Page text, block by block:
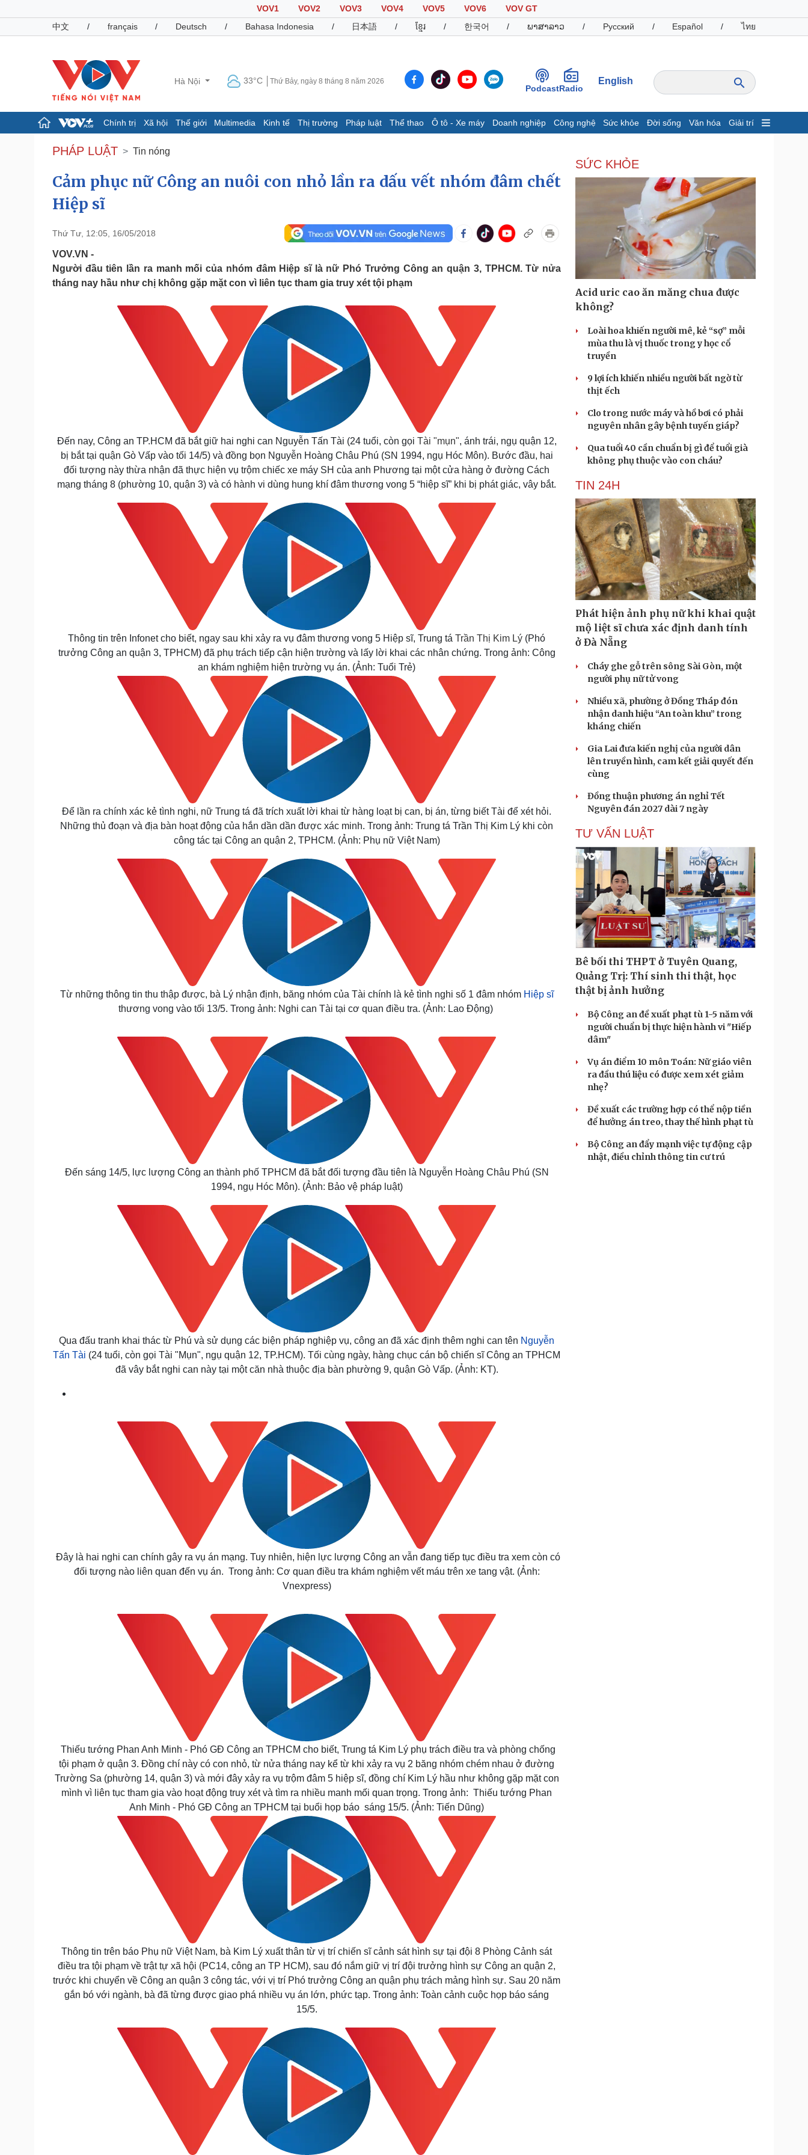
VOV1 VOV2 VOV3 VOV4 VOV5 VOV6
VOV GT
中文
/ français / Deutsch / Bahasa Indonesia / 日本語 / ខ្មែរ / 한국어 / ພາສາລາວ / Русский / Español / ไทย
Hà Nội 33°C Thứ Bảy, ngày 8 tháng 8 năm 2026
PodcastRadio
English
Chính trị Xã hội Thế giới Multimedia Kinh tế Thị trường Pháp luật Thể thao Ô tô - Xe máy Doanh nghiệp Công nghệ Sức khỏe Đời sống Văn hóa Giải trí
Chính trị
Tổ chức nhân sự
Quốc hội
Nhận diện sự thật
Giáo dục
Cuộc sống đó đây
Hồ sơ
Ảnh
E-Magazine
Bất động sản
Khởi nghiệp
Tiêu dùng
Tỷ giá
Chứng khoán
Giá cà phê
Vụ án
Tin nóng
Tư vấn luật
Vũ khí
Phân tích
Bóng đá
Lịch thi đấu bóng đá
Thế giới thể thao
Hậu trường
Ô tô
Xe máy
Thông tin doanh nghiệp
Doanh nhân
Vì cộng đồng
Công nghệ
Sành điệu
Tin Công nghệ
Trải nghiệm
Chuyển đổi số
Dinh dưỡng - món ngon
Ăn sạch sống khỏe
Đời sống
Nhà đẹp
Tình yêu - Gia đình
Văn hóa
Sân khấu - Điện ảnh
Văn học
Âm nhạc
Di sản
Giải trí
Nghệ sĩ
Thời trang
Podcast
Câu chuyện thời sự
Cửa sổ tình yêu
Cải chính
PHÁP LUẬT Tin nóng
Cảm phục nữ Công an nuôi con nhỏ lần ra dấu vết nhóm đâm chết
Hiệp sĩ
Thứ Tư, 12:05, 16/05/2018
VOV.VN -
Người đầu tiên lần ra manh mối của nhóm đâm Hiệp sĩ là nữ Phó Trưởng Công an quận 3, TPHCM. Từ nửa
tháng nay hầu như chị không gặp mặt con vì liên tục tham gia truy xét tội phạm
Đến nay, Công an TP.HCM đã bắt giữ hai nghi can Nguyễn Tấn Tài (24 tuổi, còn gọi Tài "mụn", ánh trái, ngụ quận 12,
bị bắt tại quận Gò Vấp vào tối 14/5) và đồng bọn Nguyễn Hoàng Châu Phú (SN 1994, ngụ Hóc Môn). Bước đầu, hai
đối tượng này thừa nhận đã thực hiện vụ trộm chiếc xe máy SH của anh Phương tại một cửa hàng ở đường Cách
mạng tháng 8 (phường 10, quận 3) và có hành vi dùng hung khí đâm thương vong 5 “hiệp sĩ” khi bị phát giác, vây bắt.
Thông tin trên Infonet cho biết, ngay sau khi xảy ra vụ đâm thương vong 5 Hiệp sĩ, Trung tá Trần Thị Kim Lý (Phó
trưởng Công an quận 3, TPHCM) đã phụ trách tiếp cận hiện trường và lấy lời khai các nhân chứng. Trong ảnh: Công
an khám nghiệm hiện trường vụ án. (Ảnh: Tuổi Trẻ)
Để lần ra chính xác kẻ tình nghi, nữ Trung tá đã trích xuất lời khai từ hàng loạt bị can, bị án, từng biết Tài để xét hỏi.
Những thủ đoạn và địa bàn hoạt động của hắn dần dần được xác minh. Trong ảnh: Trung tá Trần Thị Kim Lý khi còn
công tác tại Công an quận 2, TPHCM. (Ảnh: Phụ nữ Việt Nam)
Từ những thông tin thu thập được, bà Lý nhận định, băng nhóm của Tài chính là kẻ tình nghi số 1 đâm nhóm Hiệp sĩ
thương vong vào tối 13/5. Trong ảnh: Nghi can Tài tại cơ quan điều tra. (Ảnh: Lao Động)
Đến sáng 14/5, lực lượng Công an thành phố TPHCM đã bắt đối tượng đầu tiên là Nguyễn Hoàng Châu Phú (SN
1994, ngụ Hóc Môn). (Ảnh: Bảo vệ pháp luật)
Qua đấu tranh khai thác từ Phú và sử dụng các biện pháp nghiệp vụ, công an đã xác định thêm nghi can tên Nguyễn
Tấn Tài (24 tuổi, còn gọi Tài "Mụn", ngụ quận 12, TP.HCM). Tối cùng ngày, hàng chục cán bộ chiến sĩ Công an TPHCM
đã vây bắt nghi can này tại một căn nhà thuộc địa bàn phường 9, quận Gò Vấp. (Ảnh: KT).
Đây là hai nghi can chính gây ra vụ án mạng. Tuy nhiên, hiện lực lượng Công an vẫn đang tiếp tục điều tra xem còn có
đối tượng nào liên quan đến vụ án. Trong ảnh: Cơ quan điều tra khám nghiệm vết máu trên xe tang vật. (Ảnh:
Vnexpress)
Thiếu tướng Phan Anh Minh - Phó GĐ Công an TPHCM cho biết, Trung tá Kim Lý phụ trách điều tra và phòng chống
tội phạm ở quận 3. Đồng chí này có con nhỏ, từ nửa tháng nay kể từ khi xảy ra vụ 2 băng nhóm chém nhau ở đường
Trường Sa (phường 14, quận 3) và mới đây xảy ra vụ trộm đâm 5 hiệp sĩ, đồng chí Kim Lý hầu như không gặp mặt con
mình vì liên tục tham gia vào hoạt động truy xét và tìm ra nhiều manh mối quan trọng. Trong ảnh: Thiếu tướng Phan
Anh Minh - Phó GĐ Công an TPHCM tại buổi họp báo sáng 15/5. (Ảnh: Tiến Dũng)
Thông tin trên báo Phụ nữ Việt Nam, bà Kim Lý xuất thân từ vị trí chiến sĩ cảnh sát hình sự tại đội 8 Phòng Cảnh sát
điều tra tội phạm về trật tự xã hội (PC14, công an TP HCM), sau đó nắm giữ vị trí đội trưởng hình sự Công an quận 2,
trước khi chuyển về Công an quận 3 công tác, với vị trí Phó trưởng Công an quận phụ trách mảng hình sự. Sau 20 năm
gắn bó với ngành, bà đã từng được giao phá nhiều vụ án lớn, phức tạp. Trong ảnh: Toàn cảnh cuộc họp báo sáng
15/5.
SỨC KHỎE
Acid uric cao ăn măng chua được
không?
Loài hoa khiến người mê, kẻ “sợ” mỗi
mùa thu là vị thuốc trong y học cổ
truyền
9 lợi ích khiến nhiều người bất ngờ từ
thịt ếch
Clo trong nước máy và hồ bơi có phải
nguyên nhân gây bệnh tuyến giáp?
Qua tuổi 40 cần chuẩn bị gì để tuổi già
không phụ thuộc vào con cháu?
TIN 24H
Phát hiện ảnh phụ nữ khi khai quật
mộ liệt sĩ chưa xác định danh tính
ở Đà Nẵng
Cháy ghe gỗ trên sông Sài Gòn, một
người phụ nữ tử vong
Nhiều xã, phường ở Đồng Tháp đón
nhận danh hiệu “An toàn khu” trong
kháng chiến
Gia Lai đưa kiến nghị của người dân
lên truyền hình, cam kết giải quyết đến
cùng
Đồng thuận phương án nghỉ Tết
Nguyên đán 2027 dài 7 ngày
TƯ VẤN LUẬT
Bê bối thi THPT ở Tuyên Quang,
Quảng Trị: Thí sinh thi thật, học
thật bị ảnh hưởng
Bộ Công an đề xuất phạt tù 1-5 năm với
người chuẩn bị thực hiện hành vi "Hiếp
dâm"
Vụ án điểm 10 môn Toán: Nữ giáo viên
ra đầu thú liệu có được xem xét giảm
nhẹ?
Đề xuất các trường hợp có thể nộp tiền
để hưởng án treo, thay thế hình phạt tù
Bộ Công an đẩy mạnh việc tự động cập
nhật, điều chỉnh thông tin cư trú